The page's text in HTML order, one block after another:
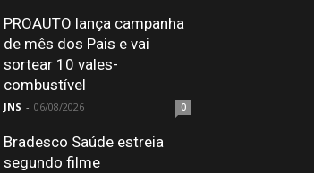
PROAUTO lança campanha
de mês dos Pais e vai
sortear 10 vales-
combustível
JNS - 06/08/2026 0
Bradesco Saúde estreia
segundo filme